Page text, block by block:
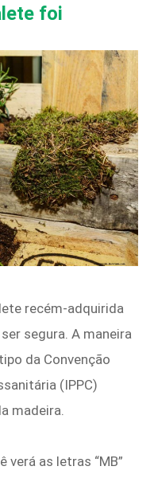
foi
recém-adquirida
segura. A maneira
da Convenção
(IPPC)
madeira.
verá as letras “MB”